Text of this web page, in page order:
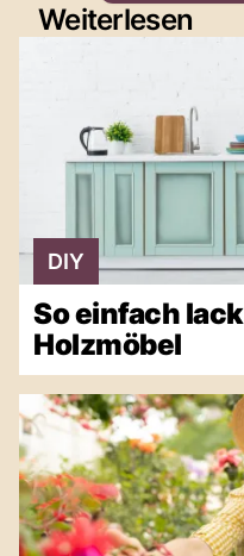
Weiterlesen
DIY
So einfach
Holzmöbel